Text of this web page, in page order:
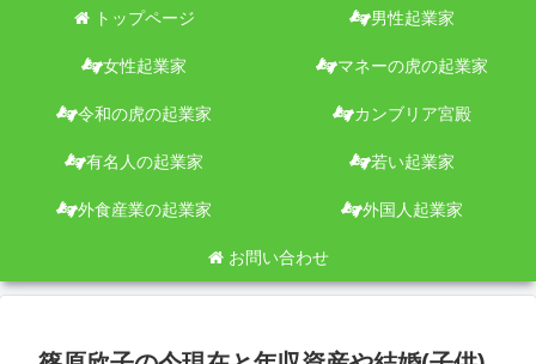
トップページ 男性起業家
女性起業家 マネーの虎の起業家
令和の虎の起業家 カンブリア宮殿
有名人の起業家 若い起業家
外食産業の起業家 外国人起業家
お問い合わせ